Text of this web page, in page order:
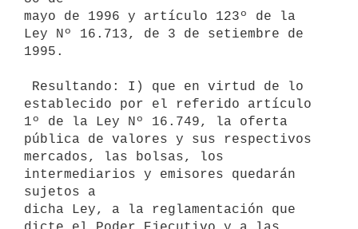
mayo de 1996 y artículo 123º de la
Ley Nº 16.713, de 3 de setiembre de
1995.
establecido por el referido artículo
1º de la Ley Nº 16.749, la oferta
pública de valores y sus respectivos
mercados, las bolsas, los
intermediarios y emisores quedarán
sujetos a
dicha Ley, a la reglamentación que